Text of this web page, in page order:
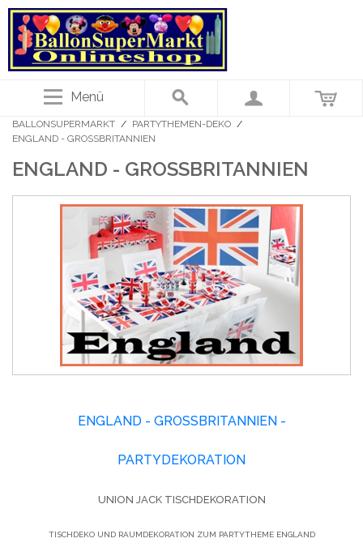
Menü
BALLONSUPERMARKT / PARTYTHEMEN-DEKO /
ENGLAND - GROSSBRITANNIEN
ENGLAND - GROSSBRITANNIEN
ENGLAND - GROSSBRITANNIEN - P
ARTYDEKORATION
UNION JACK TISCHDEKORATION
TISCHDEKO UND RAUMDEKORATION ZUM PARTYTHEME ENGLAND